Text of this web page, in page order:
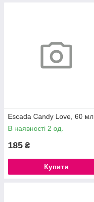
Escada Candy Love, 60 мл
В наявності 2 од.
185 ₴
Купити